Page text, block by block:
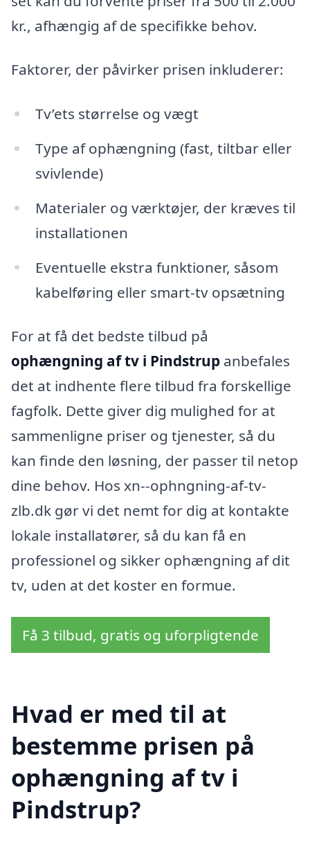
kr., afhængig af de specifikke behov.
Faktorer, der påvirker prisen inkluderer:
Tv’ets størrelse og vægt
Type af ophængning (fast, tiltbar eller
svivlende)
Materialer og værktøjer, der kræves til
installationen
Eventuelle ekstra funktioner, såsom
kabelføring eller smart-tv opsætning
For at få det bedste tilbud på
ophængning af tv i Pindstrup anbefales
det at indhente flere tilbud fra forskellige
fagfolk. Dette giver dig mulighed for at
sammenligne priser og tjenester, så du
kan finde den løsning, der passer til netop
dine behov. Hos xn--ophngning-af-tv-
zlb.dk gør vi det nemt for dig at kontakte
lokale installatører, så du kan få en
professionel og sikker ophængning af dit
tv, uden at det koster en formue.
Få 3 tilbud, gratis og uforpligtende
Hvad er med til at
bestemme prisen på
ophængning af tv i
Pindstrup?